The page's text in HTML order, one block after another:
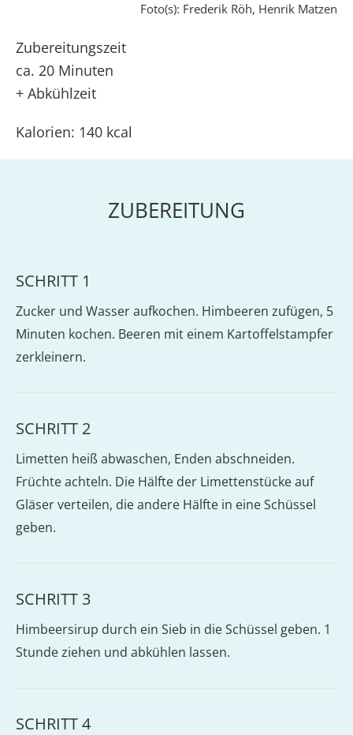
Foto(s): Frederik Röh, Henrik Matzen
Zubereitungszeit
ca. 20 Minuten
+ Abkühlzeit
Kalorien: 140 kcal
ZUBEREITUNG
SCHRITT 1
Zucker und Wasser aufkochen. Himbeeren zufügen, 5
Minuten kochen. Beeren mit einem Kartoffelstampfer
zerkleinern.
SCHRITT 2
Limetten heiß abwaschen, Enden abschneiden.
Früchte achteln. Die Hälfte der Limettenstücke auf
Gläser verteilen, die andere Hälfte in eine Schüssel
geben.
SCHRITT 3
Himbeersirup durch ein Sieb in die Schüssel geben. 1
Stunde ziehen und abkühlen lassen.
SCHRITT 4